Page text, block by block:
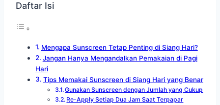
Daftar Isi
Mengapa Sunscreen Tetap Penting di Siang Hari?
Jangan Hanya Mengandalkan Pemakaian di Pagi
Hari
Tips Memakai Sunscreen di Siang Hari yang Benar
Gunakan Sunscreen dengan Jumlah yang Cukup
Re-Apply Setiap Dua Jam Saat Terpapar